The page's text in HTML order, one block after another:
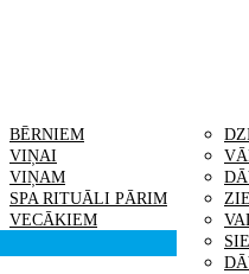
BĒRNIEM
VIŅAI
VIŅAM
SPA RITUĀLI PĀRIM
VECĀKIEM